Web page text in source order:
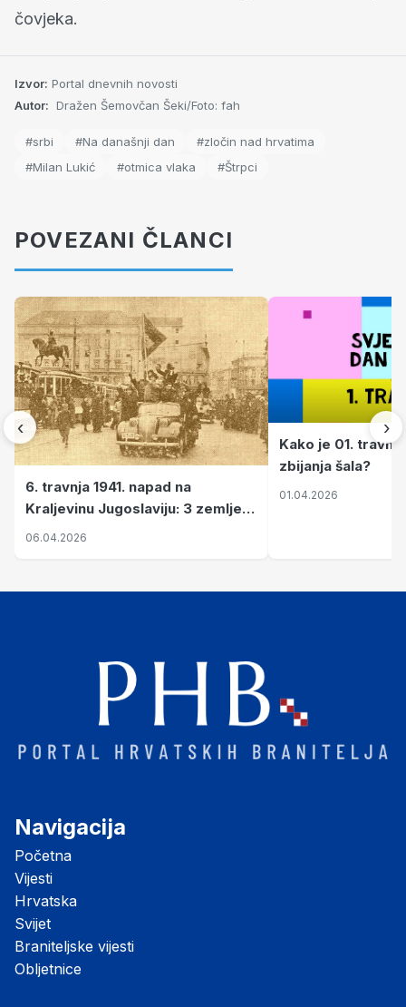
čovjeka.
Izvor: Portal dnevnih novosti
Autor: Dražen Šemovčan Šeki/Foto: fah
#srbi #Na današnji dan
#zločin nad hrvatima
#Milan Lukić
#otmica vlaka #Štrpci
POVEZANI ČLANCI
‹
6. travnja 1941. napad na
Kraljevinu Jugoslaviju: 3 zemlje
nastale njenim raspadom
06.04.2026
Kako je 01.
zbijanja šala?
01.04.2026
›
Navigacija
Početna
Vijesti
Hrvatska
Svijet
Braniteljske vijesti
Obljetnice